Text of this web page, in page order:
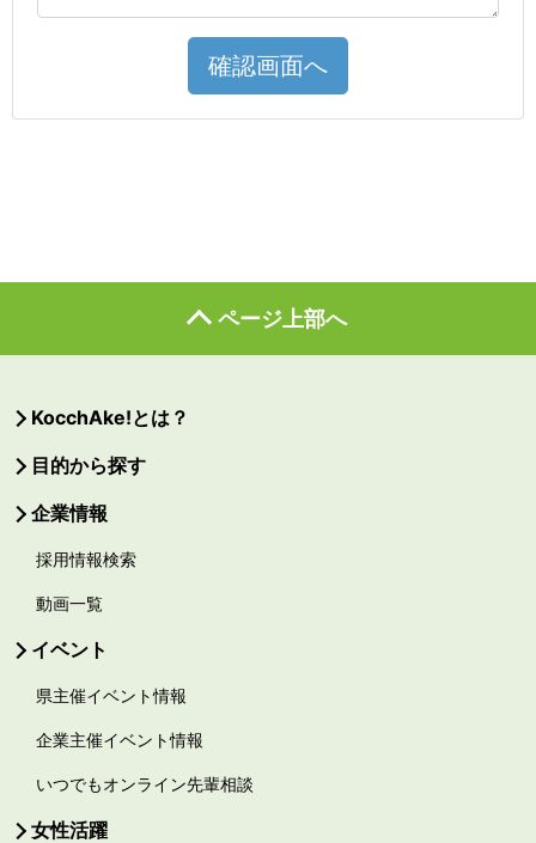
確認画面へ
ページ上部へ
KocchAke!とは？
目的から探す
企業情報
採用情報検索
動画一覧
イベント
県主催イベント情報
企業主催イベント情報
いつでもオンライン先輩相談
女性活躍